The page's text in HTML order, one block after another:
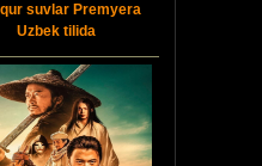
suvlar Premyera
Uzbek tilida